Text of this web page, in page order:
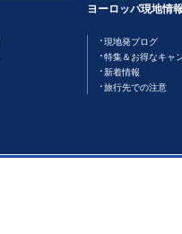
ヨーロッパ現地情
現地発ブログ
特集＆お得なキャ
新着情報
旅行先での注意